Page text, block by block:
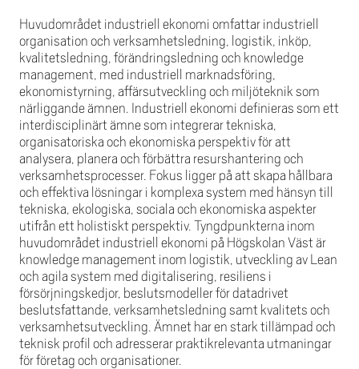
Huvudområdet industriell ekonomi omfattar industriell
organisation och verksamhetsledning, logistik, inköp,
kvalitetsledning, förändringsledning och knowledge
management, med industriell marknadsföring,
ekonomistyrning, affärsutveckling och miljöteknik som
närliggande ämnen. Industriell ekonomi definieras som ett
interdisciplinärt ämne som integrerar tekniska,
organisatoriska och ekonomiska perspektiv för att
analysera, planera och förbättra resurshantering och
verksamhetsprocesser. Fokus ligger på att skapa hållbara
och effektiva lösningar i komplexa system med hänsyn till
tekniska, ekologiska, sociala och ekonomiska aspekter
utifrån ett holistiskt perspektiv. Tyngdpunkterna inom
huvudområdet industriell ekonomi på Högskolan Väst är
knowledge management inom logistik, utveckling av Lean
och agila system med digitalisering, resiliens i
försörjningskedjor, beslutsmodeller för datadrivet
beslutsfattande, verksamhetsledning samt kvalitets och
verksamhetsutveckling. Ämnet har en stark tillämpad och
teknisk profil och adresserar praktikrelevanta utmaningar
för företag och organisationer.